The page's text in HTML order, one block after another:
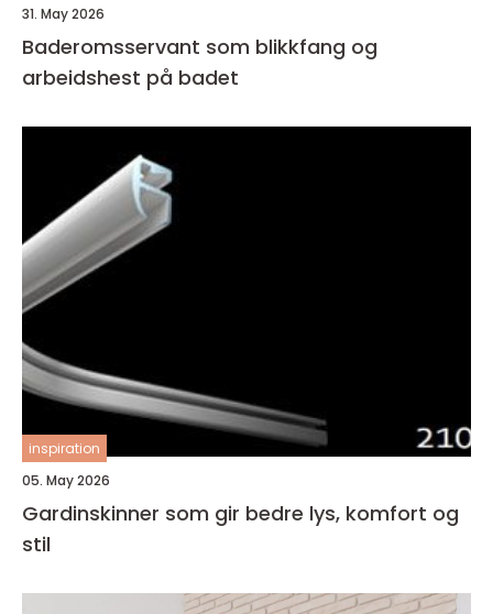
31. May 2026
Baderomsservant som blikkfang og
arbeidshest på badet
inspiration
05. May 2026
Gardinskinner som gir bedre lys, komfort og
stil